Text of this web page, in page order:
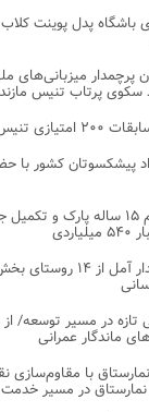
پدل پوینت
پرچمدار
سکوی پرتاب تنیس
بازدید میدانی فرماندار
ماندگار عمرانی
با مقاوم‌سازی
در مسیر